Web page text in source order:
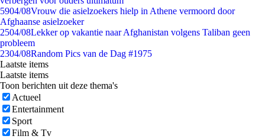
5904/08Vrouw die asielzoekers hielp in Athene vermoord door
Afghaanse asielzoeker
2504/08Lekker op vakantie naar Afghanistan volgens Taliban geen
probleem
2304/08Random Pics van de Dag #1975
Laatste items
Laatste items
Toon berichten uit deze thema's
Actueel
Entertainment
Sport
Film & Tv